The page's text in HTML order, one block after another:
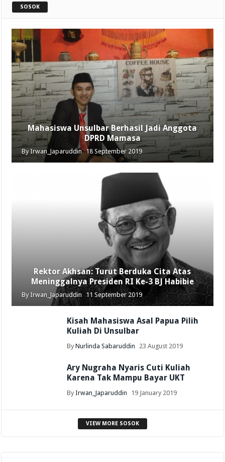
SOSOK
Mahasiswa Unsulbar Berhasil Jadi Anggota
DPRD Mamasa
ByIrwan_Japaruddin 18 September 2019
Rektor Akhsan: Turut Berduka Cita Atas
Meninggalnya Presiden RI Ke-3 BJ Habibie
ByIrwan_Japaruddin 11 September 2019
Kisah Mahasiswa Asal Papua Pilih
Kuliah Di Unsulbar
ByNurlinda Sabaruddin 23 August 2019
Ary Nugraha Nyaris Cuti Kuliah
Karena Tak Mampu Bayar UKT
ByIrwan_Japaruddin 19 January 2019
VIEW MORE SOSOK